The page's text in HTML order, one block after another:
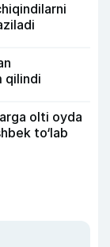
qilindi
olti oyda
to‘lab